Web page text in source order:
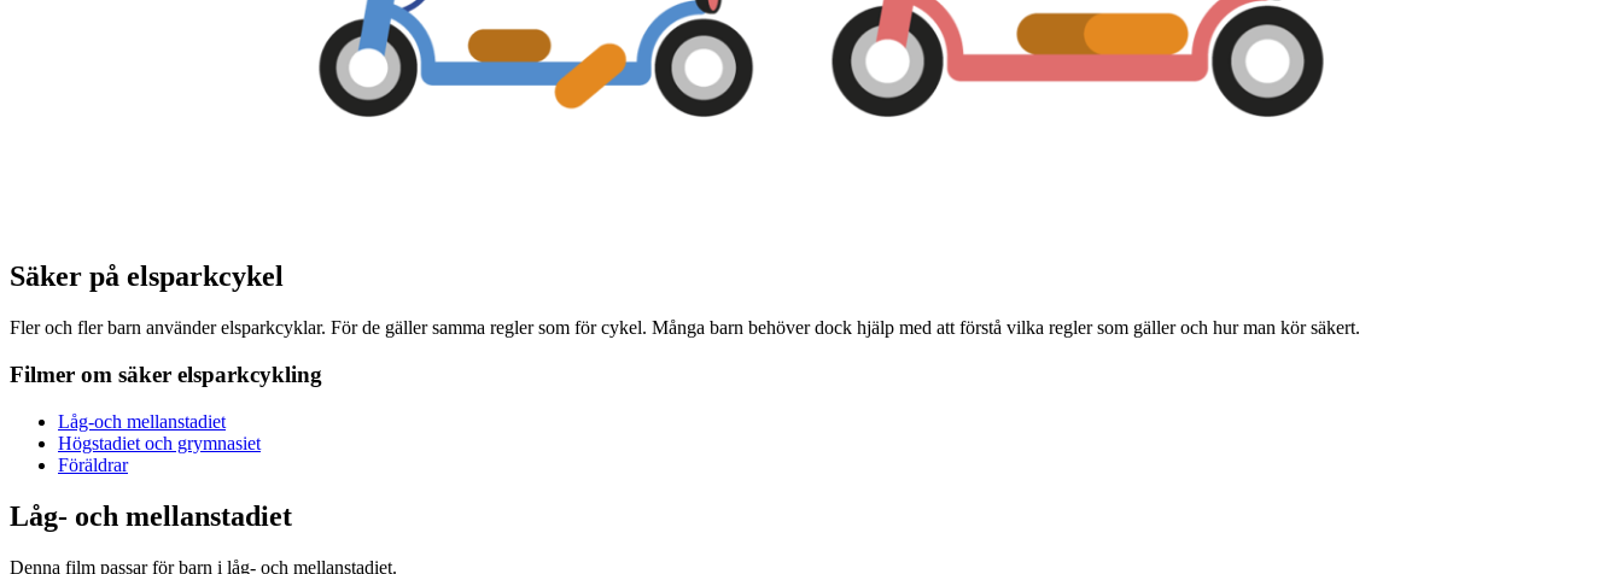
Säker på elsparkcykel
Fler och fler barn använder elsparkcyklar. För de gäller samma regler som för cykel. Många barn behöver dock hjälp med att förstå vilka regler som gäller och hur man kör säkert.
Filmer om säker elsparkcykling
Låg-och mellanstadiet
Högstadiet och grymnasiet
Föräldrar
Låg- och mellanstadiet
Denna film passar för barn i låg- och mellanstadiet.